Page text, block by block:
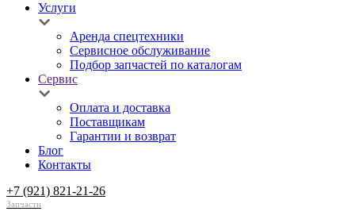
Услуги
Аренда спецтехники
Сервисное обслуживание
Подбор запчастей по каталогам
Сервис
Оплата и доставка
Поставщикам
Гарантии и возврат
Блог
Контакты
+7 (921) 821-21-26
Запчасти